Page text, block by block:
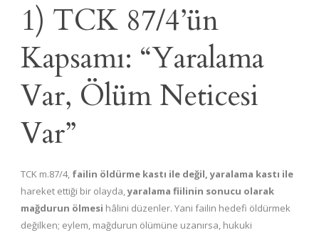
1) TCK 87/4’ün
Kapsamı: “Yaralama
Var, Ölüm Neticesi
Var”
TCK m.87/4, failin öldürme kastı ile değil, yaralama kastı ile
hareket ettiği bir olayda,yaralama fiilinin sonucu olarak
mağdurun ölmesi hâlini düzenler. Yani failin hedefi öldürmek
değilken; eylem, mağdurun ölümüne uzanırsa, hukuki